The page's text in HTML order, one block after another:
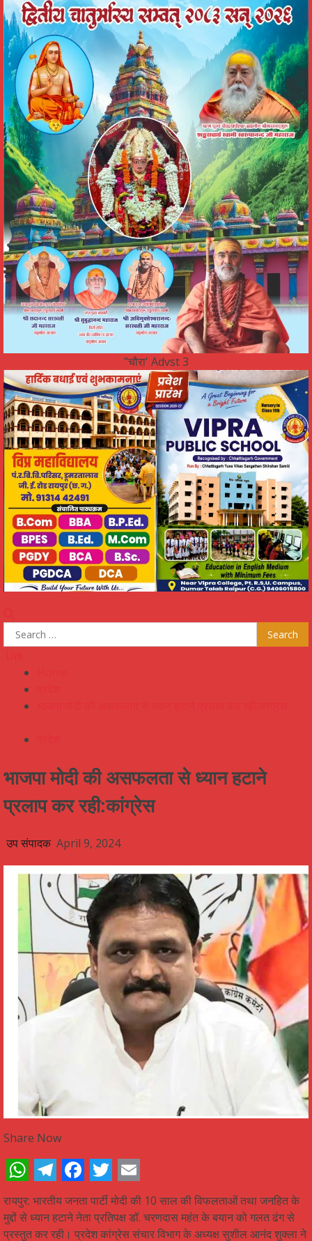
"चौरा' Advst 3
Search
for:
भाजपा मोदी की असफलता से ध्यान हटाने
प्रलाप कर रही:कांग्रेस
उप संपादक April 9, 2024
Share Now
WhatsApp
Telegram
Facebook
Twitter
Email
रायपुर: भारतीय जनता पार्टी मोदी की 10 साल की विफलताओं तथा जनहित के
मुद्दों से ध्यान हटाने नेता प्रतिपक्ष डॉ. चरणदास महंत के बयान को गलत ढंग से
प्रस्तुत कर रही। प्रदेश कांग्रेस संचार विभाग के अध्यक्ष सुशील आनंद शुक्ला ने